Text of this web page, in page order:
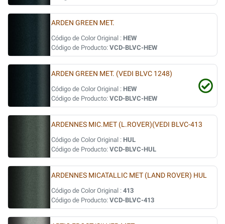
ARDEN GREEN MET.
Código de Color Original : HEW
Código de Producto: VCD-BLVC-HEW
ARDEN GREEN MET. (VEDI BLVC 1248)
Código de Color Original : HEW
Código de Producto: VCD-BLVC-HEW
ARDENNES MIC.MET (L.ROVER)(VEDI BLVC-413
Código de Color Original : HUL
Código de Producto: VCD-BLVC-HUL
ARDENNES MICATALLIC MET (LAND ROVER) HUL
Código de Color Original : 413
Código de Producto: VCD-BLVC-413